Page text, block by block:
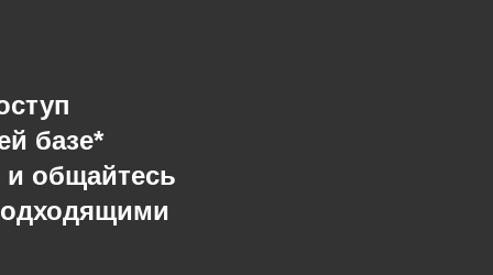
базе*
и общайтесь